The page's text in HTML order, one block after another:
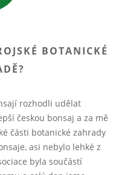
BOTANICKÉ
rozhodli udělat
českou bonsaj a za mě
části botanické zahrady
asi nebylo lehké z
byla součástí